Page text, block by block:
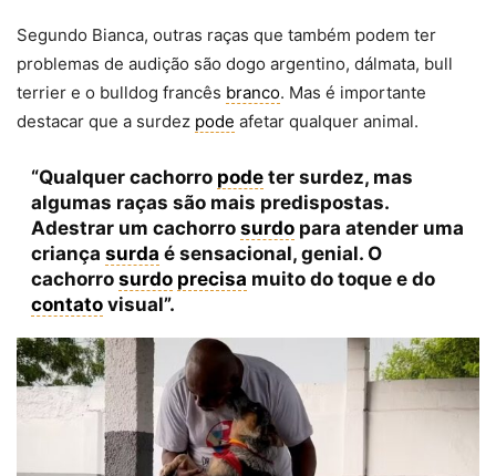
Segundo Bianca, outras raças que também podem ter
problemas de audição são dogo argentino, dálmata, bull
terrier e o bulldog francês branco. Mas é importante
destacar que a surdez pode afetar qualquer animal.
“Qualquer cachorro podeter surdez, mas
algumas raças são mais predispostas.
Adestrar um cachorro surdopara atender uma
criança surda é sensacional, genial. O
cachorro surdo precisa muito do toque e do
contatovisual”.